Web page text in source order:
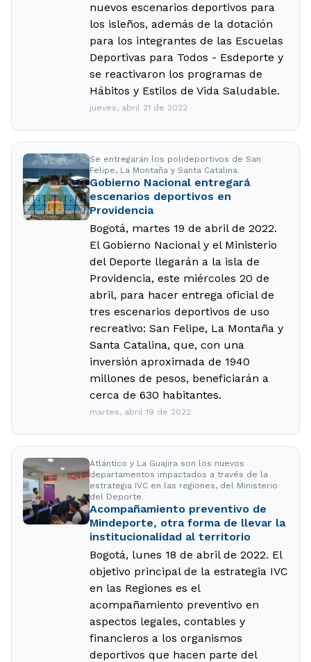
nuevos escenarios deportivos para
los isleños, además de la dotación
para los integrantes de las Escuelas
Deportivas para Todos - Esdeporte y
se reactivaron los programas de
Hábitos y Estilos de Vida Saludable.
jueves, abril 21 de 2022
Se entregarán los polideportivos de San
Felipe, La Montaña y Santa Catalina.
Gobierno Nacional entregará
escenarios deportivos en
Providencia
Bogotá, martes 19 de abril de 2022.
El Gobierno Nacional y el Ministerio
del Deporte llegarán a la isla de
Providencia, este miércoles 20 de
abril, para hacer entrega oficial de
tres escenarios deportivos de uso
recreativo: San Felipe, La Montaña y
Santa Catalina, que, con una
inversión aproximada de 1940
millones de pesos, beneficiarán a
cerca de 630 habitantes.
martes, abril 19 de 2022
Atlántico y La Guajira son los nuevos
departamentos impactados a través de la
estrategia IVC en las regiones, del Ministerio
del Deporte.
Acompañamiento preventivo de
Mindeporte, otra forma de llevar la
institucionalidad al territorio
Bogotá, lunes 18 de abril de 2022. El
objetivo principal de la estrategia IVC
en las Regiones es el
acompañamiento preventivo en
aspectos legales, contables y
financieros a los organismos
deportivos que hacen parte del